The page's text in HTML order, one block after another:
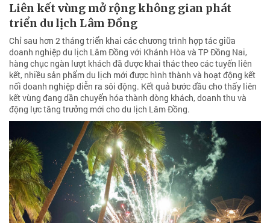
Liên kết vùng mở rộng không gian phát
triển du lịch Lâm Đồng
Chỉ sau hơn 2 tháng triển khai các chương trình hợp tác giữa
doanh nghiệp du lịch Lâm Đồng với Khánh Hòa và TP Đồng Nai,
hàng chục ngàn lượt khách đã được khai thác theo các tuyến liên
kết, nhiều sản phẩm du lịch mới được hình thành và hoạt động kết
nối doanh nghiệp diễn ra sôi động. Kết quả bước đầu cho thấy liên
kết vùng đang dần chuyển hóa thành dòng khách, doanh thu và
động lực tăng trưởng mới cho du lịch Lâm Đồng.